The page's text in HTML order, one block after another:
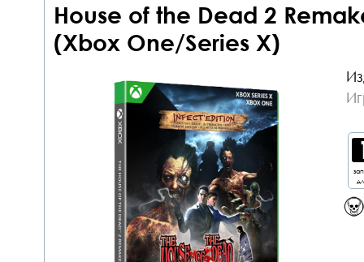
House of the Dead 2
(Xbox One/Series X)